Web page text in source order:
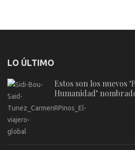
LO ÚLTIMO
Estos son los nuevos
Humanidad’